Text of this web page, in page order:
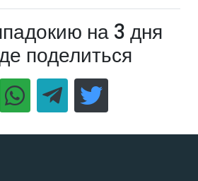
на 3 дня
поделиться